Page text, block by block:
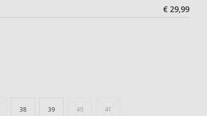
€ 29,99
38 39 40 41